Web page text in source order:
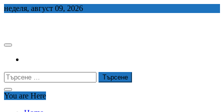
Skip
неделя, август 09, 2026
Търсене
за:
You are Here